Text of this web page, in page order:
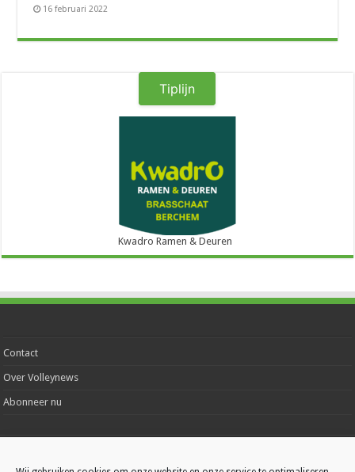
16 februari 2022
Tiplijn
Kwadro Ramen & Deuren
Contact
Over Volleynews
Abonneer nu